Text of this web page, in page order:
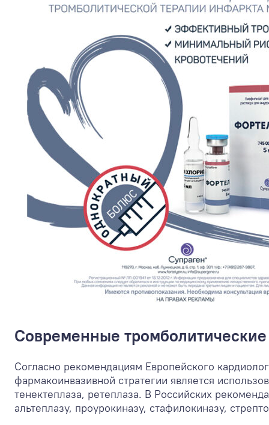
Современные
Согласно рекомендациям Европейского
фармакоинвазивной стратегии является
тенектеплаза, ретеплаза. В Российских
альтеплазу, проурокиназу, стафилокиназу,